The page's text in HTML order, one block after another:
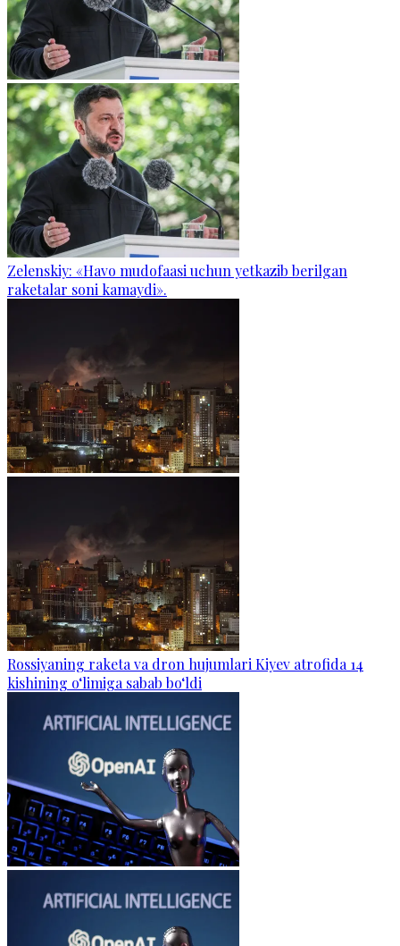
Zelenskiy: «Havo mudofaasi uchun yetkazib berilgan
raketalar soni kamaydi».
Rossiyaning raketa va dron hujumlari Kiyev atrofida 14
kishining o‘limiga sabab bo‘ldi